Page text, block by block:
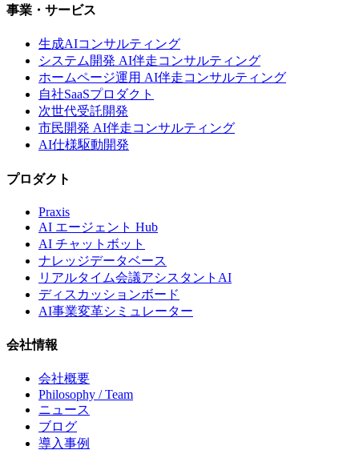
事業・サービス
生成AIコンサルティング
システム開発 AI伴走コンサルティング
ホームページ運用 AI伴走コンサルティング
自社SaaSプロダクト
次世代受託開発
市民開発 AI伴走コンサルティング
AI仕様駆動開発
プロダクト
Praxis
AI エージェント Hub
AI チャットボット
ナレッジデータベース
リアルタイム会議アシスタントAI
ディスカッションボード
AI事業変革シミュレーター
会社情報
会社概要
Philosophy / Team
ニュース
ブログ
導入事例